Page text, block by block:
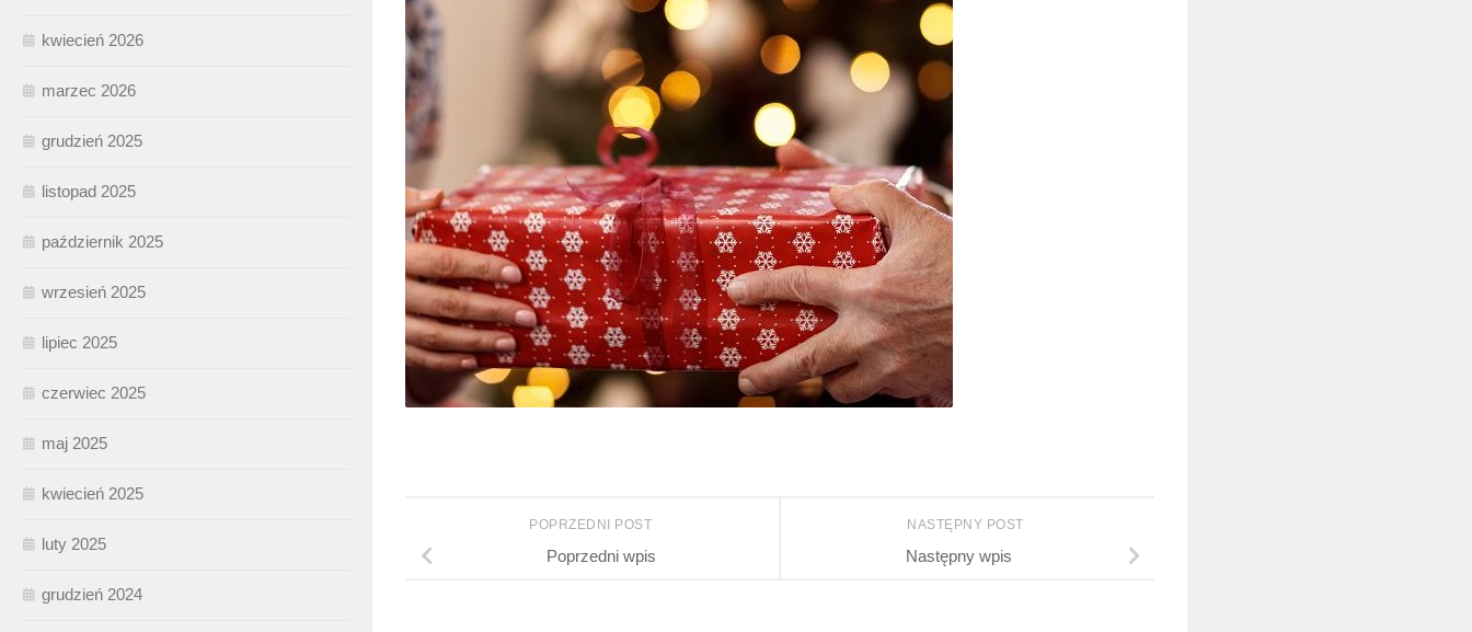
NASTĘPNY POST
Następny wpis
POPRZEDNI POST
Poprzedni wpis
kwiecień 2026
marzec 2026
grudzień 2025
listopad 2025
październik 2025
wrzesień 2025
lipiec 2025
czerwiec 2025
maj 2025
kwiecień 2025
luty 2025
grudzień 2024